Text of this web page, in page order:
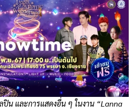
ปิน และการแสดงอื่น ๆ ในงาน “Lanna